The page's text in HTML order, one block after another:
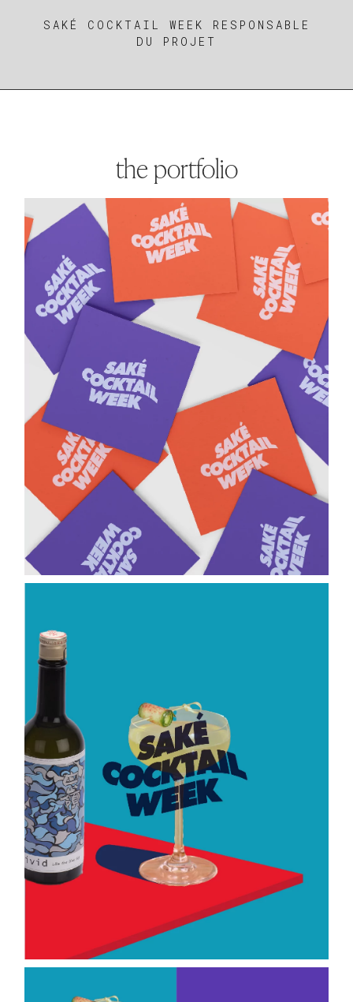
SAKÉ COCKTAIL WEEK RESPONSABLE
DU PROJET
the portfolio